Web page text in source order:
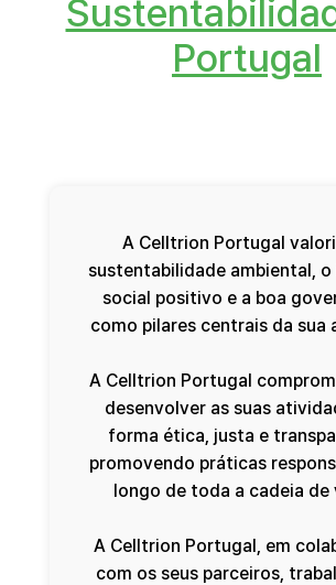
Portugal
A Celltrion Portugal
sustentabilidade ambiental,
social positivo e a boa
como pilares centrais da sua
A Celltrion Portugal
desenvolver as suas
forma ética, justa e
promovendo práticas
longo de toda a cadeia de
A Celltrion Portugal, em
com os seus parceiros,